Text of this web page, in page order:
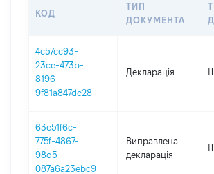
КОД
ТИП
ДОКУМЕНТА
4c57cc93-
23ce-473b-
8196-
9f81a847dc28
Декларація
63e51f6c-
775f-4867-
98d5-
087a6a23ebc9
Виправлена
декларація